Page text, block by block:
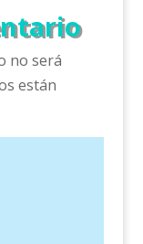
no será
están